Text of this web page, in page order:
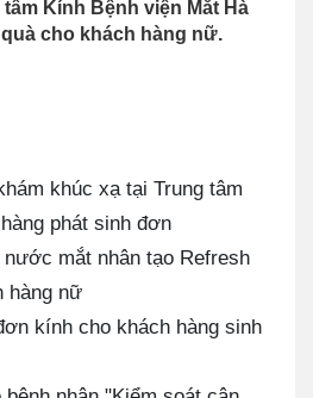
Kính Bệnh viện Mắt Hà
cho khách hàng nữ.
khúc xạ tại Trung tâm
phát sinh đơn
nước mắt nhân tạo Refresh
hàng nữ
kính cho khách hàng sinh